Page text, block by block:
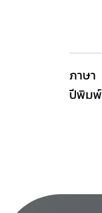
ภาษา
ปีพิมพ์